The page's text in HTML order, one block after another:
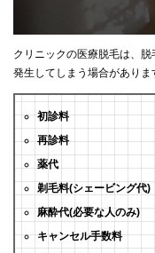
クリニックの医療脱毛は、
発生してしまう場合がありま
初診料
再診料
薬代
剃毛料(シェービング代)
麻酔代(必要な人のみ)
キャンセル手数料